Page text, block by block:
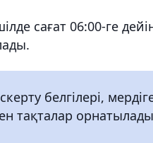
сағат 06:00-ге
белгілері,
тақталар